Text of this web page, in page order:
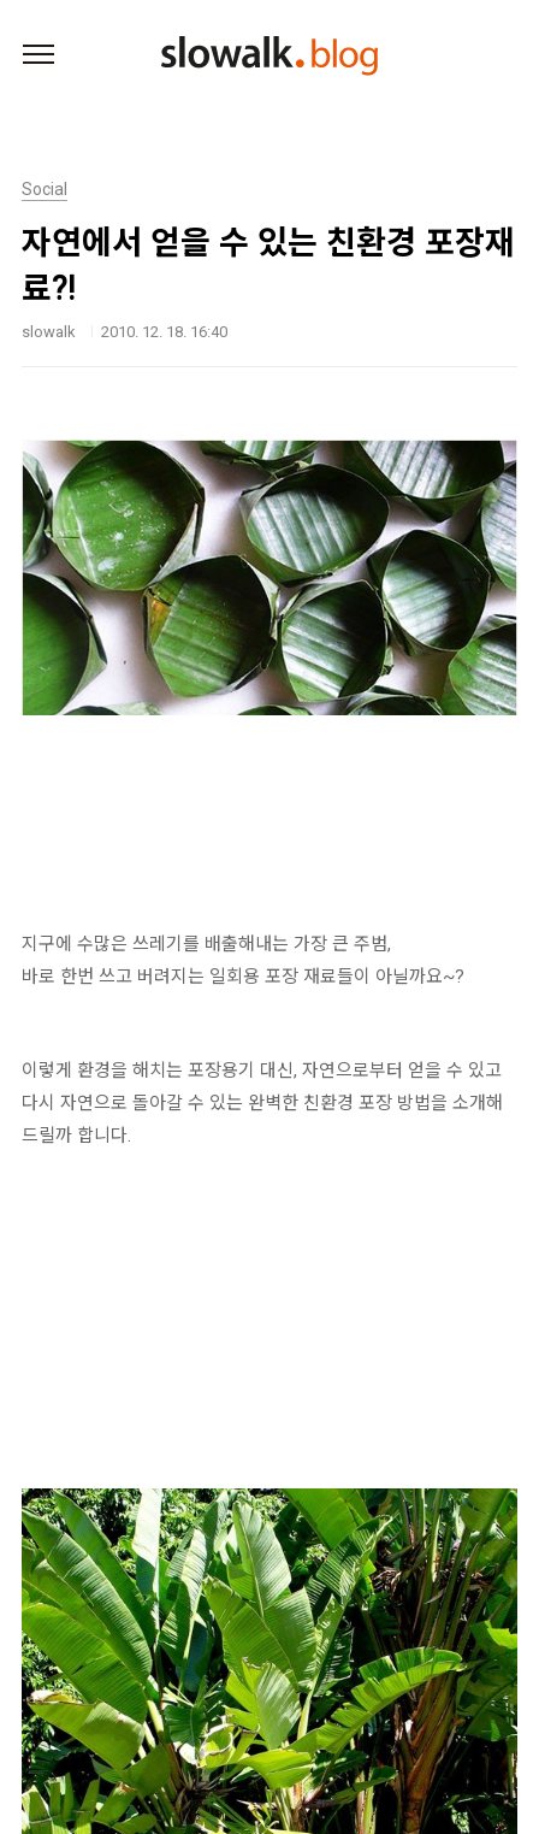
Social
자연에서 얻을 수 있는 친환경 포장재
료?!
slowalk 2010. 12. 18. 16:40
지구에 수많은 쓰레기를 배출해내는 가장 큰 주범,
바로 한번 쓰고 버려지는 일회용 포장 재료들이 아닐까요~?
이렇게 환경을 해치는 포장용기 대신, 자연으로부터 얻을 수 있고
다시 자연으로 돌아갈 수 있는 완벽한 친환경 포장 방법을 소개해
드릴까 합니다.